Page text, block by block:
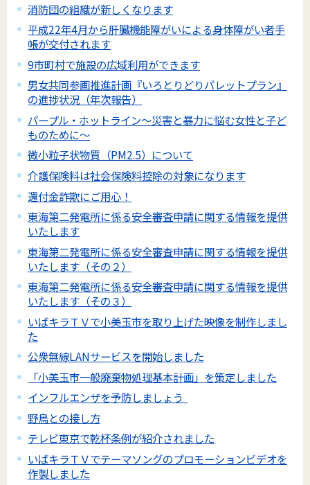
消防団の組織が新しくなります
平成22年4月から肝臓機能障がいによる身体障がい者手
帳が交付されます
9市町村で施設の広域利用ができます
男女共同参画推進計画『いろとりどりパレットプラン』
の進捗状況（年次報告）
パープル・ホットライン～災害と暴力に悩む女性と子ど
ものために～
微小粒子状物質（PM2.5）について
介護保険料は社会保険料控除の対象になります
還付金詐欺にご用心！
東海第二発電所に係る安全審査申請に関する情報を提供
いたします
東海第二発電所に係る安全審査申請に関する情報を提供
いたします（その２）
東海第二発電所に係る安全審査申請に関する情報を提供
いたします（その３）
いばキラＴＶで小美玉市を取り上げた映像を制作しまし
た
公衆無線LANサービスを開始しました
「小美玉市一般廃棄物処理基本計画」を策定しました
インフルエンザを予防しましょう
野鳥との接し方
テレビ東京で乾杯条例が紹介されました
いばキラＴＶでテーマソングのプロモーションビデオを
作製しました